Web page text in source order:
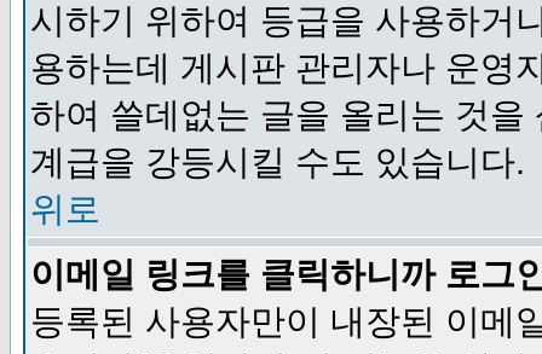
시하기 위하여 등급을 사용하거
용하는데 게시판 관리자나 운영
하여 쓸데없는 글을 올리는 것
계급을 강등시킬 수도 있습니다.
위로
이메일 링크를 클릭하니까 로그
등록된 사용자만이 내장된 이메